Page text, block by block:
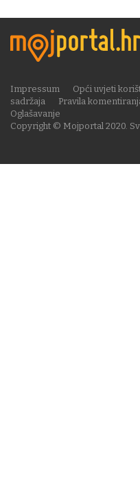
Copyright © Mojportal 2020.
Impressum Opći uvjeti
sadržaja
Pravila
Oglašavanje